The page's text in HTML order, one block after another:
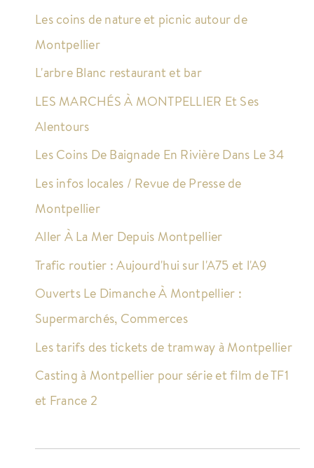
Les coins de nature et picnic autour de
Montpellier
L'arbre Blanc restaurant et bar
LES MARCHÉS À MONTPELLIER Et Ses
Alentours
Les Coins De Baignade En Rivière Dans Le 34
Les infos locales / Revue de Presse de
Montpellier
Aller À La Mer Depuis Montpellier
Trafic routier : Aujourd'hui sur l'A75 et l'A9
Ouverts Le Dimanche À Montpellier :
Supermarchés, Commerces
Les tarifs des tickets de tramway à Montpellier
Casting à Montpellier pour série et film de TF1
et France 2